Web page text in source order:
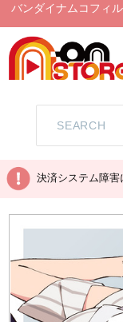
バンダイナムコフィ
決済システム障害